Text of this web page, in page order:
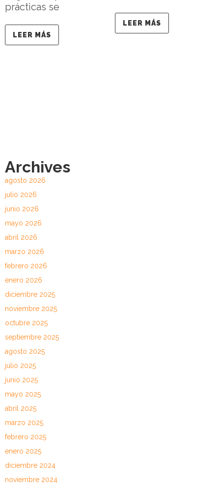
prácticas se
LEER MÁS
LEER MÁS
Archives
agosto 2026
julio 2026
junio 2026
mayo 2026
abril 2026
marzo 2026
febrero 2026
enero 2026
diciembre 2025
noviembre 2025
octubre 2025
septiembre 2025
agosto 2025
julio 2025
junio 2025
mayo 2025
abril 2025
marzo 2025
febrero 2025
enero 2025
diciembre 2024
noviembre 2024